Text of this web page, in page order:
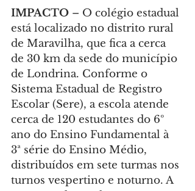
IMPACTO – O colégio estadual
está localizado no distrito rural
de Maravilha, que fica a cerca
de 30 km da sede do município
de Londrina. Conforme o
Sistema Estadual de Registro
Escolar (Sere), a escola atende
cerca de 120 estudantes do 6º
ano do Ensino Fundamental à
3ª série do Ensino Médio,
distribuídos em sete turmas nos
turnos vespertino e noturno. A